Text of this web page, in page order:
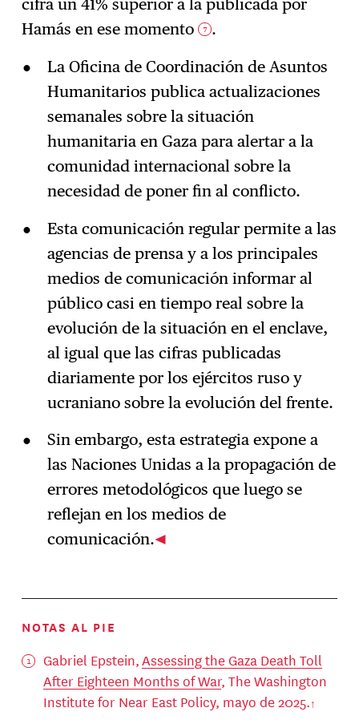
cifra un 41% superior a la publicada por
Hamás en ese momento 7 .
La Oficina de Coordinación de Asuntos
Humanitarios publica actualizaciones
semanales sobre la situación
humanitaria en Gaza para alertar a la
comunidad internacional sobre la
necesidad de poner fin al conflicto.
Esta comunicación regular permite a las
agencias de prensa y a los principales
medios de comunicación informar al
público casi en tiempo real sobre la
evolución de la situación en el enclave,
al igual que las cifras publicadas
diariamente por los ejércitos ruso y
ucraniano sobre la evolución del frente.
Sin embargo, esta estrategia expone a
las Naciones Unidas a la propagación de
errores metodológicos que luego se
reflejan en los medios de
comunicación.
NOTAS AL PIE
Gabriel Epstein,Assessing the Gaza Death Toll
After Eighteen Months of War, The Washington
Institute for Near East Policy, mayo de 2025.